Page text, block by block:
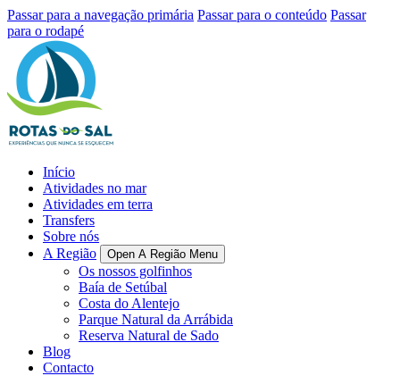
Passar para a navegação primária Passar para o conteúdo Passar
para o rodapé
Início
Atividades no mar
Atividades em terra
Transfers
Sobre nós
A Região
Open A Região Menu
Os nossos golfinhos
Baía de Setúbal
Costa do Alentejo
Parque Natural da Arrábida
Reserva Natural de Sado
Blog
Contacto